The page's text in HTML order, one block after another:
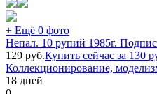
+ Ещё 0 фото
Непал. 10 рупий 1985г.
129 руб.Купить сейчас за 130
Коллекционирование,
18 дней